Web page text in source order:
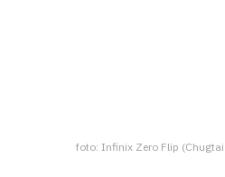
foto: Infinix Zero Flip